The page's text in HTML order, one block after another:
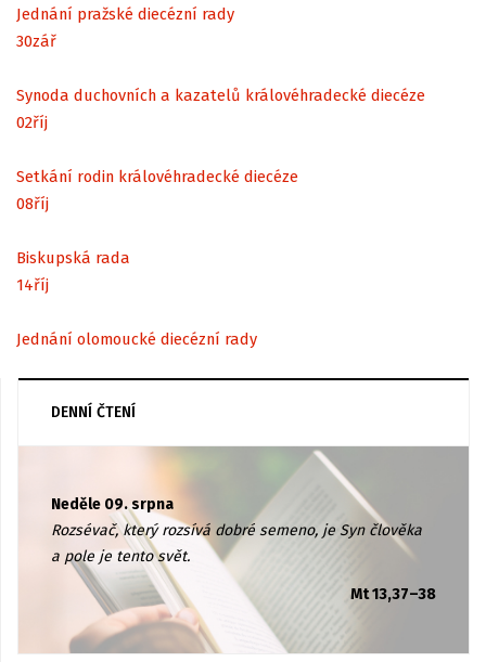
Jednání pražské diecézní rady
30zář
Synoda duchovních a kazatelů královéhradecké diecéze
02říj
Setkání rodin královéhradecké diecéze
08říj
Biskupská rada
14říj
Jednání olomoucké diecézní rady
DENNÍ ČTENÍ
Neděle 09. srpna
Rozsévač, který rozsívá dobré semeno, je Syn člověka
a pole je tento svět.
Mt 13,37–38